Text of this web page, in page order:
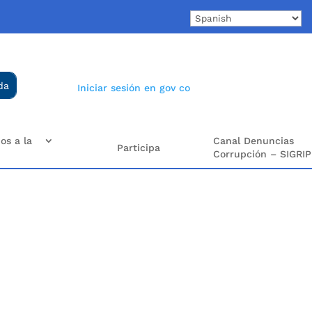
Iniciar sesión en gov co
a la
Participa
Canal Denuncias
Corrupción – SIGRIP